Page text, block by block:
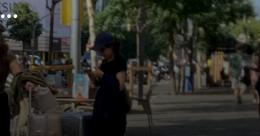
Quin impacte tindrà el viatge del papa
Lleó XIV en el sector turístic espanyol?
El Suprem anul·la el registre únic de
lloguer turístic perquè considera que
l’Estat no té competència per crear-lo